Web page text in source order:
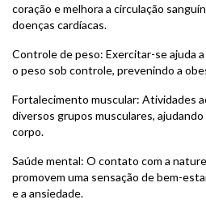
coração e melhora a circulação
doenças cardíacas.
Controle de peso: Exercitar-se ajuda
o peso sob controle, prevenindo a
Fortalecimento muscular: Atividades
diversos grupos musculares,
corpo.
Saúde mental: O contato com a
promovem uma sensação de bem-
e a ansiedade.